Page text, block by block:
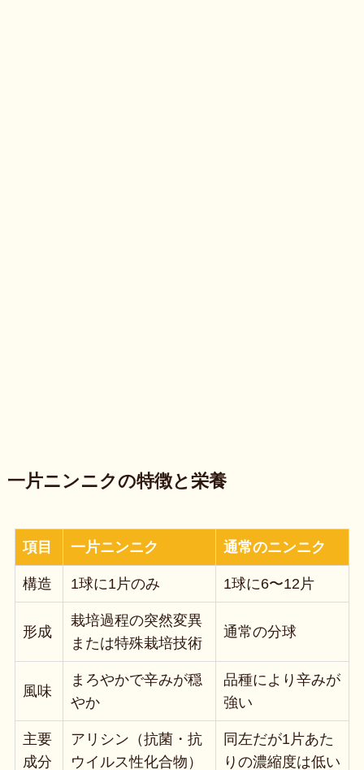
一片ニンニクの特徴と栄養
項目 一片ニンニク 通常のニンニク
構造 1球に1片のみ 1球に6〜12片
形成
栽培過程の突然変異
または特殊栽培技術
通常の分球
風味
まろやかで辛みが穏
やか
品種により辛みが
強い
主要
成分
アリシン（抗菌・抗
ウイルス性化合物）
同左だが1片あた
りの濃縮度は低い